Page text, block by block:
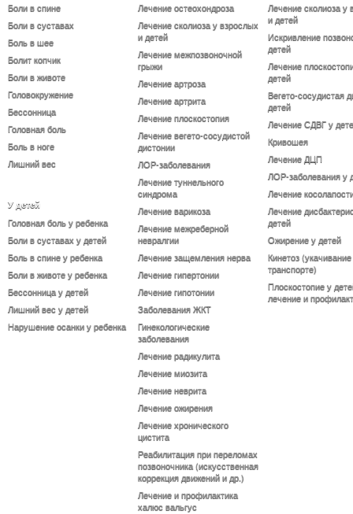
Боли в спине
Боли в суставах
Боль в шее
Болит копчик
Боли в животе
Головокружение
Бессонница
Головная боль
Боль в ноге
Лишний вес
У детей
Головная боль у ребенка
Боли в суставах у детей
Боль в спине у ребенка
Боли в животе у ребенка
Бессонница у детей
Лишний вес у детей
Нарушение осанки у ребенка
Лечение остеохондроза
Лечение сколиоза у взрослых
и детей
Лечение межпозвоночной
грыжи
Лечение артроза
Лечение артрита
Лечение плоскостопия
Лечение вегето-сосудистой
дистонии
ЛОР-заболевания
Лечение туннельного
синдрома
Лечение варикоза
Лечение межреберной
невралгии
Лечение защемления нерва
Лечение гипертонии
Лечение гипотонии
Заболевания ЖКТ
Гинекологические
заболевания
Лечение радикулита
Лечение миозита
Лечение неврита
Лечение ожирения
Лечение хронического
цистита
Реабилитация при переломах
позвоночника (искусственная
коррекция движений и др.)
Лечение и профилактика
халюс вальгус
Лечение сколиоза у
и детей
Искривление
детей
Лечение
детей
Вегето-сосудистая
детей
Лечение СДВГ у
Кривошея
Лечение ДЦП
ЛОР-заболевания у
Лечение
Лечение
детей
Ожирение у детей
Кинетоз
транспорте)
Плоскостопие у
лечение и